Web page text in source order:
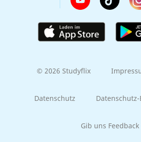
© 2026 Studyflix
Datenschutz
Gib uns Feedback